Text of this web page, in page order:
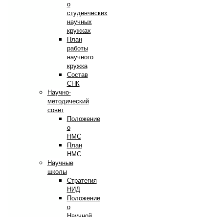
о
студенческих
научных
кружках
План
работы
научного
кружка
Состав
СНК
Научно-
методический
совет
Положение
о
НМС
План
НМС
Научные
школы
Стратегия
НИД
Положение
о